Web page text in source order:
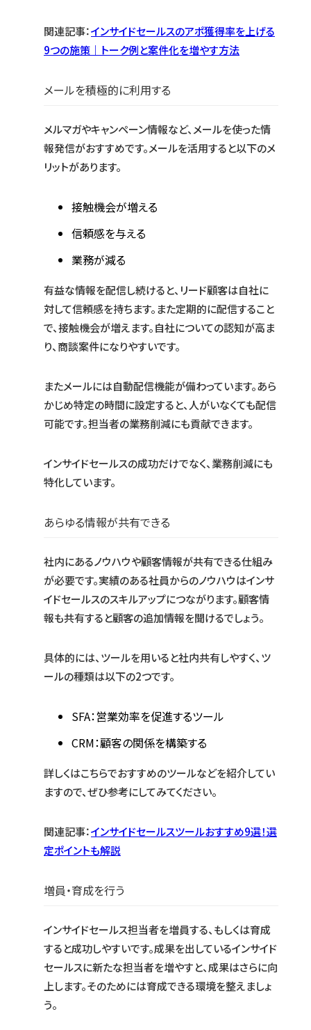
関連記事：インサイドセールスのアポ獲得率を上げる
9つの施策｜トーク例と案件化を増やす方法
メールを積極的に利用する
メルマガやキャンペーン情報など、メールを使った情
報発信がおすすめです。メールを活用すると以下のメ
リットがあります。
接触機会が増える
信頼感を与える
業務が減る
有益な情報を配信し続けると、リード顧客は自社に
対して信頼感を持ちます。また定期的に配信すること
で、接触機会が増えます。自社についての認知が高ま
り、商談案件になりやすいです。
またメールには自動配信機能が備わっています。あら
かじめ特定の時間に設定すると、人がいなくても配信
可能です。担当者の業務削減にも貢献できます。
インサイドセールスの成功だけでなく、業務削減にも
特化しています。
あらゆる情報が共有できる
社内にあるノウハウや顧客情報が共有できる仕組み
が必要です。実績のある社員からのノウハウはインサ
イドセールスのスキルアップにつながります。顧客情
報も共有すると顧客の追加情報を聞けるでしょう。
具体的には、ツールを用いると社内共有しやすく、ツ
ールの種類は以下の2つです。
SFA：営業効率を促進するツール
CRM：顧客の関係を構築する
詳しくはこちらでおすすめのツールなどを紹介してい
ますので、ぜひ参考にしてみてください。
関連記事：インサイドセールスツールおすすめ9選！選
定ポイントも解説
増員・育成を行う
インサイドセールス担当者を増員する、もしくは育成
すると成功しやすいです。成果を出しているインサイド
セールスに新たな担当者を増やすと、成果はさらに向
上します。そのためには育成できる環境を整えましょ
う。